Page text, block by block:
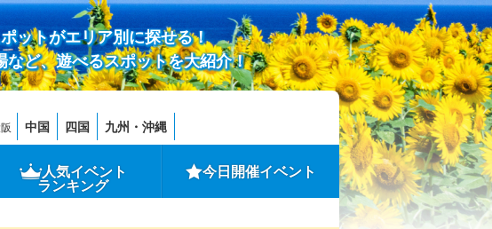
ットがエリア別に探せる！
ど、遊べるスポットを大紹介！
中国 四国 九州・沖縄
人気イベント
ランキング
今日開催イベント